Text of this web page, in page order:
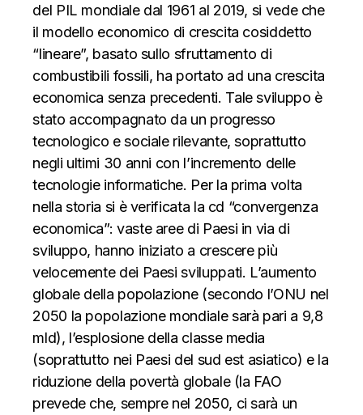
del PIL mondiale dal 1961 al 2019, si vede che
il modello economico di crescita cosiddetto
“lineare”, basato sullo sfruttamento di
combustibili fossili, ha portato ad una crescita
economica senza precedenti. Tale sviluppo è
stato accompagnato da un progresso
tecnologico e sociale rilevante, soprattutto
negli ultimi 30 anni con l’incremento delle
tecnologie informatiche. Per la prima volta
nella storia si è verificata la cd “convergenza
economica”: vaste aree di Paesi in via di
sviluppo, hanno iniziato a crescere più
velocemente dei Paesi sviluppati. L’aumento
globale della popolazione (secondo l’ONU nel
2050 la popolazione mondiale sarà pari a 9,8
mld), l’esplosione della classe media
(soprattutto nei Paesi del sud est asiatico) e la
riduzione della povertà globale (la FAO
prevede che, sempre nel 2050, ci sarà un